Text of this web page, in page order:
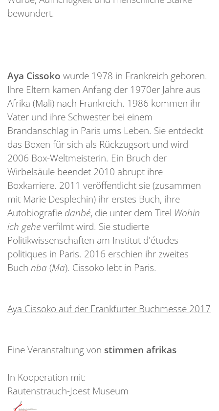
bewundert.
Aya Cissoko wurde 1978 in Frankreich geboren.
Ihre Eltern kamen Anfang der 1970er Jahre aus
Afrika (Mali) nach Frankreich. 1986 kommen ihr
Vater und ihre Schwester bei einem
Brandanschlag in Paris ums Leben. Sie entdeckt
das Boxen für sich als Rückzugsort und wird
2006 Box-Weltmeisterin. Ein Bruch der
Wirbelsäule beendet 2010 abrupt ihre
Boxkarriere. 2011 veröffentlicht sie (zusammen
mit Marie Desplechin) ihr erstes Buch, ihre
Autobiografie danbé, die unter dem Titel Wohin
ich geheverfilmt wird. Sie studierte
Politikwissenschaften am Institut d'études
politiques in Paris. 2016 erschien ihr zweites
Buch nba (Ma). Cissoko lebt in Paris.
Aya Cissoko auf der Frankfurter Buchmesse 2017
Eine Veranstaltung von stimmen afrikas
In Kooperation mit:
Rautenstrauch-Joest Museum